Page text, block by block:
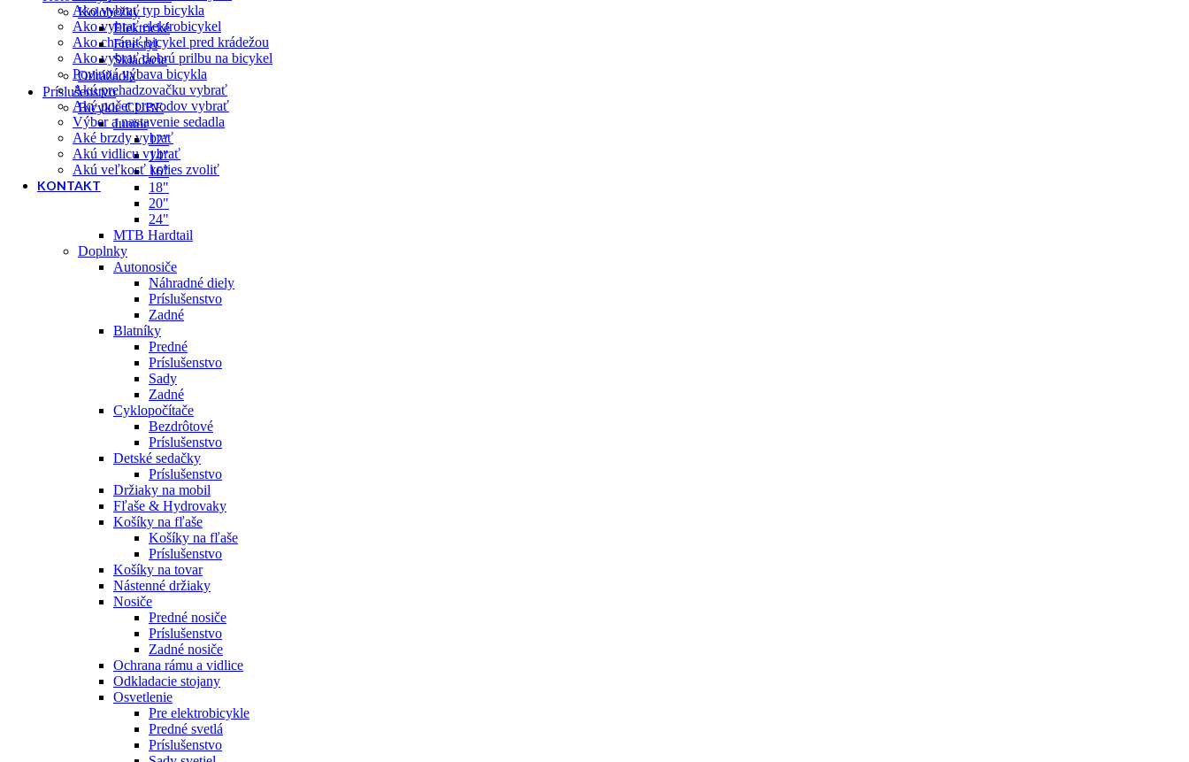
Ako vybrať typ bicykla
Ako vybrať elektrobicykel
Ako chrániť bicykel pred krádežou
Ako vybrať dobrú prilbu na bicykel
Povinná výbava bicykla
Akú prehadzovačku vybrať
Aký počet prevodov vybrať
Výber a nastavenie sedadla
Aké brzdy vybrať
Akú vidlicu vybrať
Akú veľkosť kolies zvoliť
KONTAKT
Kolobežky
Elektrické
Freestyl
Skladacie
Odrážadla
Príslušenstvo
Bicykle CUBE
Junior
12"
14"
16"
18"
20"
24"
MTB Hardtail
Doplnky
Autonosiče
Náhradné diely
Príslušenstvo
Zadné
Blatníky
Predné
Príslušenstvo
Sady
Zadné
Cyklopočítače
Bezdrôtové
Príslušenstvo
Detské sedačky
Príslušenstvo
Držiaky na mobil
Fľaše & Hydrovaky
Košíky na fľaše
Košíky na fľaše
Príslušenstvo
Košíky na tovar
Nástenné držiaky
Nosiče
Predné nosiče
Príslušenstvo
Zadné nosiče
Ochrana rámu a vidlice
Odkladacie stojany
Osvetlenie
Pre elektrobicykle
Predné svetlá
Príslušenstvo